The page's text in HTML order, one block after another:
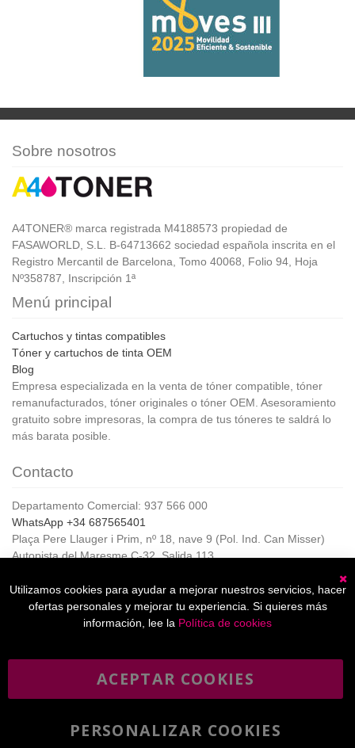
Sobre nosotros
A4TONER® marca registrada M4188573 propiedad de
FASAWORLD, S.L. B-64713662 sociedad española inscrita en el
Registro Mercantil de Barcelona, Tomo 40068, Folio 94, Hoja
Nº358787, Inscripción 1ª
Menú principal
Cartuchos y tintas compatibles
Tóner y cartuchos de tinta OEM
Blog
Empresa especializada en la venta de tóner compatible, tóner
remanufacturados, tóner originales o tóner OEM. Asesoramiento
gratuito sobre impresoras, la compra de tus tóneres te saldrá lo
más barata posible.
Contacto
Departamento Comercial: 937 566 000
WhatsApp +34 687565401
Plaça Pere Llauger i Prim, nº 18, nave 9 (Pol. Ind. Can Misser)
Autopista del Maresme C-32, Salida 113
Horario de Atención al cliente:
De lunes a jueves de 8:00 a 17:00,
Viernes de 8:00 a 15:00
informativo
He leído y acepto lapolítica de privacidad
Utilizamos cookies para ayudar a mejorar nuestros servicios, hacer
ofertas personales y mejorar tu experiencia. Si quieres más
información, lee la Política de cookies
ACEPTAR COOKIES
PERSONALIZAR COOKIES